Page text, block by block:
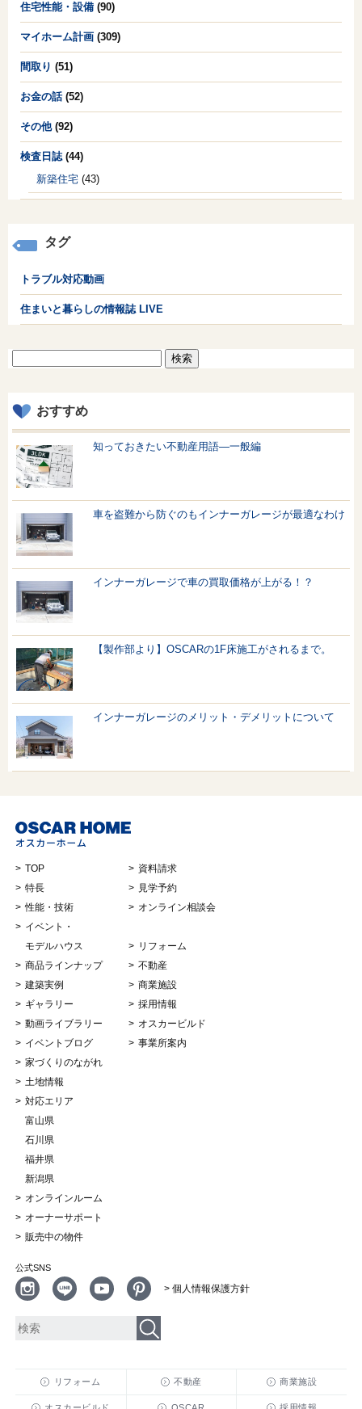
住宅性能・設備 (90)
マイホーム計画 (309)
間取り (51)
お金の話(52)
その他(92)
検査日誌(44)
新築住宅 (43)
タグ
トラブル対応動画
住まいと暮らしの情報誌 LIVE
おすすめ
知っておきたい不動産用語—一般編
車を盗難から防ぐのもインナーガレージが最適なわけ
インナーガレージで車の買取価格が上がる！？
【製作部より】OSCARの1F床施工がされるまで。
インナーガレージのメリット・デメリットについて
TOP
特長
性能・技術
イベント・
モデルハウス
商品ラインナップ
建築実例
ギャラリー
動画ライブラリー
イベントブログ
家づくりのながれ
土地情報
対応エリア
富山県
石川県
福井県
新潟県
オンラインルーム
オーナーサポート
販売中の物件
資料請求
見学予約
オンライン相談会
リフォーム
不動産
商業施設
採用情報
オスカービルド
事業所案内
公式SNS
> 個人情報保護方針
リフォーム 不動産 商業施設